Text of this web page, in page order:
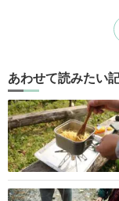
あわせて読みたい